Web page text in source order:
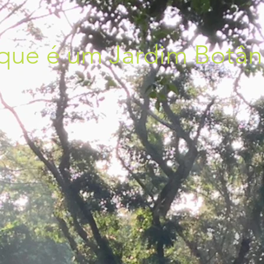
é um Jardim